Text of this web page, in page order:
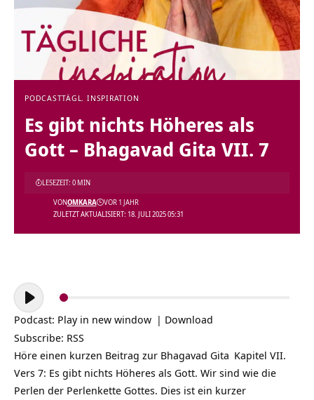
PODCASTTÄGL. INSPIRATION
Es gibt nichts Höheres als
Gott – Bhagavad Gita VII. 7
ZULETZT AKTUALISIERT: 18. JULI 2025 05:31
VONOMKARA VOR 1 JAHR
LESEZEIT: 0 MIN
Audio-
Player
Podcast: Play in new window | Download
Subscribe: RSS
Höre einen kurzen Beitrag zur Bhagavad Gita Kapitel VII.
Vers 7: Es gibt nichts Höheres als Gott. Wir sind wie die
Perlen der Perlenkette Gottes. Dies ist ein kurzer